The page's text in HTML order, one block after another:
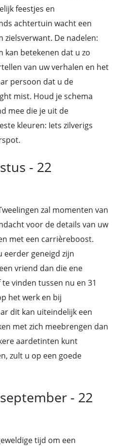
feestjes en
achtertuin wacht een
De nadelen:
kan betekenen dat u zo
van uw verhalen en het
persoon dat u de
mist. Houd je schema
mee die je uit de
kleuren: Iets zilverigs
- 22
zal momenten van
voor de details van uw
met een carrièreboost.
eerder geneigd zijn
vriend dan die ene
vinden tussen nu en 31
het werk en bij
dit kan uiteindelijk een
met zich meebrengen dan
aardetinten kunt
zult u op een goede
- 22
tijd om een